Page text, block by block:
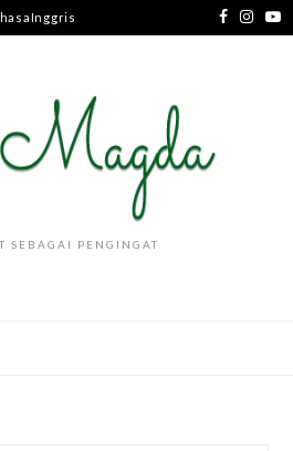
SEBAGAI PENGINGAT